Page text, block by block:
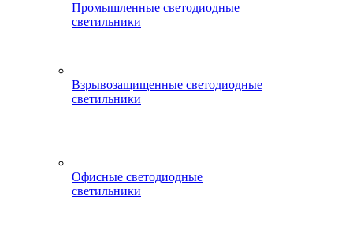
Промышленные светодиодные
светильники
Взрывозащищенные светодиодные
светильники
Офисные светодиодные
светильники